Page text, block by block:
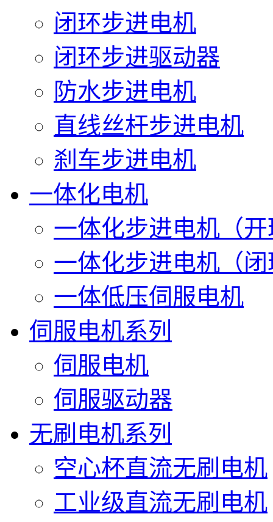
闭环步进电机
闭环步进驱动器
防水步进电机
直线丝杆步进电机
刹车步进电机
一体化电机
一体化步进电机（
一体化步进电机（
一体低压伺服电机
伺服电机系列
伺服电机
伺服驱动器
无刷电机系列
空心杯直流无刷电机
工业级直流无刷电机